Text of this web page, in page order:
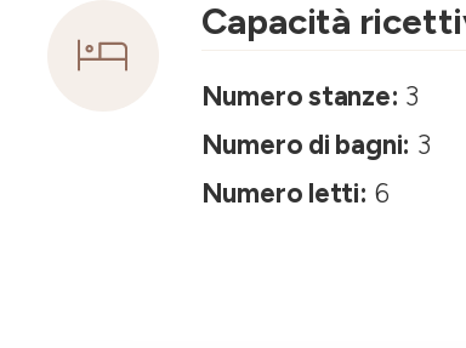
Capacità
Numero stanze: 3
Numero di bagni: 3
Numero letti: 6